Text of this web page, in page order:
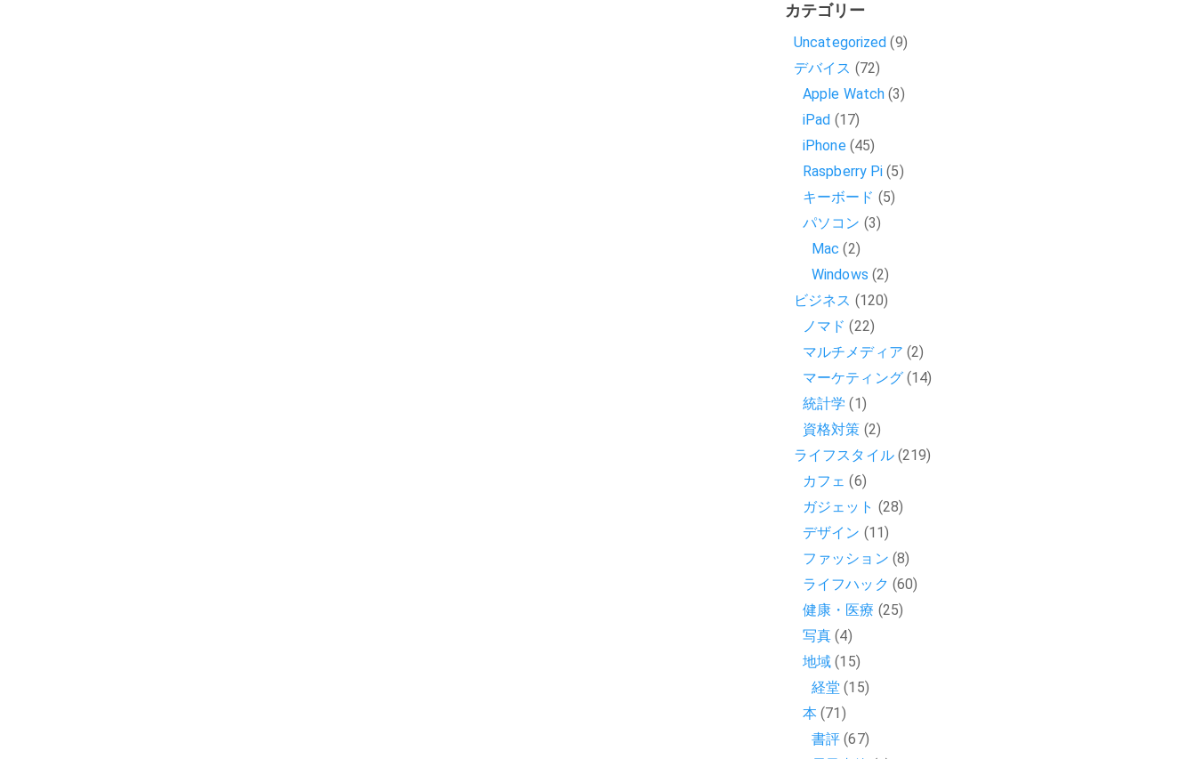
カテゴリー
Uncategorized (9)
デバイス (72)
Apple Watch (3)
iPad (17)
iPhone(45)
Raspberry Pi (5)
キーボード (5)
パソコン (3)
Mac (2)
Windows (2)
ビジネス (120)
ノマド (22)
マルチメディア (2)
マーケティング(14)
統計学 (1)
資格対策 (2)
ライフスタイル(219)
カフェ (6)
ガジェット (28)
デザイン (11)
ファッション (8)
ライフハック (60)
健康・医療 (25)
写真 (4)
地域 (15)
経堂 (15)
本 (71)
書評 (67)